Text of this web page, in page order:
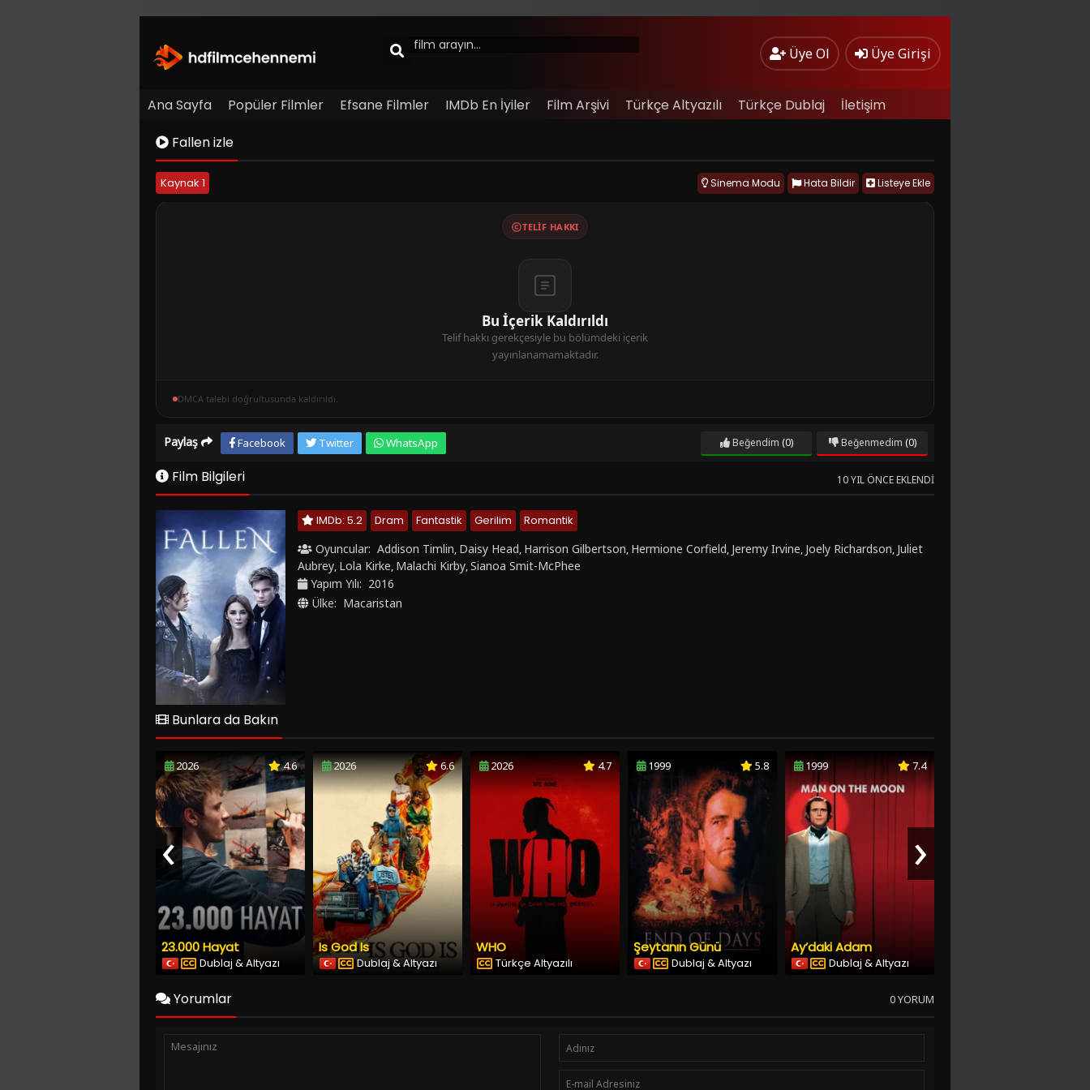
Üye Ol Üye Girişi
Ana Sayfa Popüler Filmler Efsane Filmler IMDb En İyiler Film Arşivi Türkçe Altyazılı Türkçe Dublaj
İletişim
Fallen izle
Kaynak 1 Listeye Ekle
Hata Bildir
Sinema Modu
TELIF HAKKI
Bu İçerik Kaldırıldı
Telif hakkı gerekçesiyle bu bölümdeki içerik
yayınlanamamaktadır.
DMCA talebi doğrultusunda kaldırıldı.
Paylaş Facebook Twitter WhatsApp Beğendim (0) Beğenmedim (0)
Film Bilgileri 10 YIL ÖNCE EKLENDI
IMDb: 5.2 Dram Fantastik Gerilim
Romantik
Oyuncular: Addison Timlin, Daisy Head, Harrison Gilbertson, Hermione Corfield, Jeremy Irvine, Joely Richardson, Juliet
Aubrey, Lola Kirke, Malachi Kirby,Sianoa Smit-McPhee
Yapım Yılı: 2016
Ülke: Macaristan
Bunlara da Bakın
2026 4.6
23.000 Hayat
Dublaj & Altyazı
2026 6.6
Is God Is
Dublaj & Altyazı
2026 4.7
WHO
Türkçe Altyazılı
1999 5.8
Şeytanın Günü
Dublaj & Altyazı
1999 7.4
Ay’daki Adam
Dublaj & Altyazı
‹ ›
Yorumlar 0 YORUM